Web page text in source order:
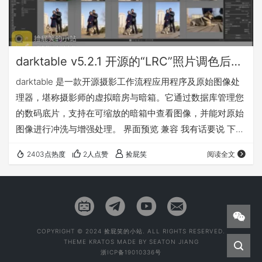
darktable v5.2.1 开源的“LRC”照片调色后期处理软件（Win&Mac&Linux）
darktable 是一款开源摄影工作流程应用程序及原始图像处
理器，堪称摄影师的虚拟暗房与暗箱。它通过数据库管理您
的数码底片，支持在可缩放的暗箱中查看图像，并能对原始
图像进行冲洗与增强处理。 界面预览 兼容 我有话要说 下载
载合适的版本：点击前往
2403点热度 2人点赞 捡屁笑 阅读全文
COPYRIGHT © 2024 捡屁笑的小站. ALL RIGHTS RESERVED.
THEME KRATOS MADE BY SEATON JIANG
浙ICP备19010336号